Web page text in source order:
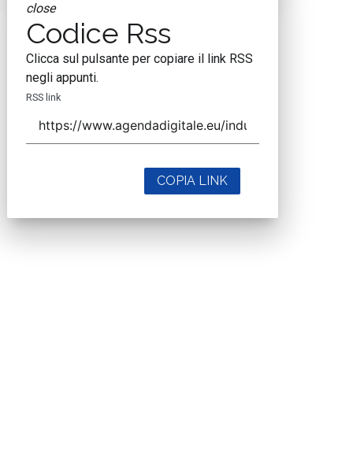
close
Codice Rss
Clicca sul pulsante per copiare il link RSS
negli appunti.
RSS link
COPIA LINK